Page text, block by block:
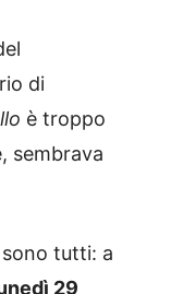
di
è troppo
sembrava
tutti: a
29